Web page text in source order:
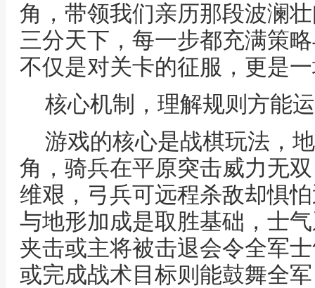
角，带领我们亲历那段波澜
三分天下，每一步都充满策
不仅是对关卡的征服，更是
核心机制，理解规则方能
游戏的核心是战棋玩法，
角，骑兵在平原突击威力无
维艰，弓兵可远程杀敌却惧
与地形加成是取胜基础，士
夹击或主将被击退会令全军
或完成战术目标则能鼓舞全